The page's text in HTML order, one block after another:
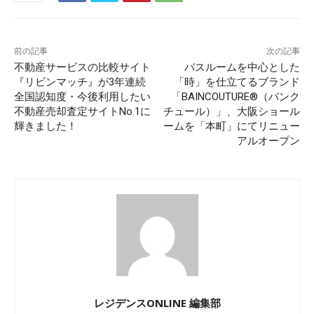
前の記事
不動産サービスの比較サイト
『リビンマッチ』が3年連続
全国認知度・今後利用したい
不動産売却査定サイトNo.1に
輝きました！
次の記事
バスルームを中心とした
「時」を仕立てるブランド
「BAINCOUTURE®️（バンク
チュール）」、大阪ショール
ームを「本町」にてリニュー
アルオープン
レジデンスONLINE 編集部